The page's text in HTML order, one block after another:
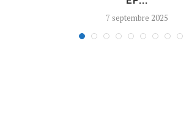
7 septembre 2025